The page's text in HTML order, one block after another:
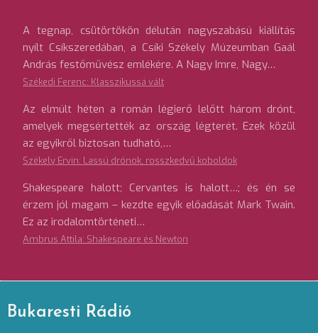
A tegnap, csütörtökön délután nagyszabású kiállítás
nyílt Csíkszeredában, a Csíki Székely Múzeumban Gaál
András festőművész emlékére. A Nagy Imre, Nagy…
Székedi Ferenc: Klasszikussá vált
Az elmúlt héten a román légierő lelőtt három drónt,
amelyek megsértették az ország légterét. Ezek közül
az egyikről biztosan tudható,…
Székely Ervin: Lassú drónok, rosszkedvű koboldok
Shakespeare halott; Cervantes is halott…; és én se
érzem jól magam – kezdte egyik előadását Mark Twain.
Ez az irodalomtörténeti…
Ambrus Attila: Shakespeare és Newton
Bukaresti Rádió